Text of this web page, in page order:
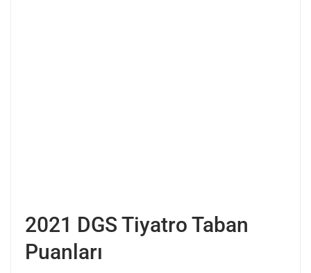
2021 DGS Tiyatro Taban
Puanları